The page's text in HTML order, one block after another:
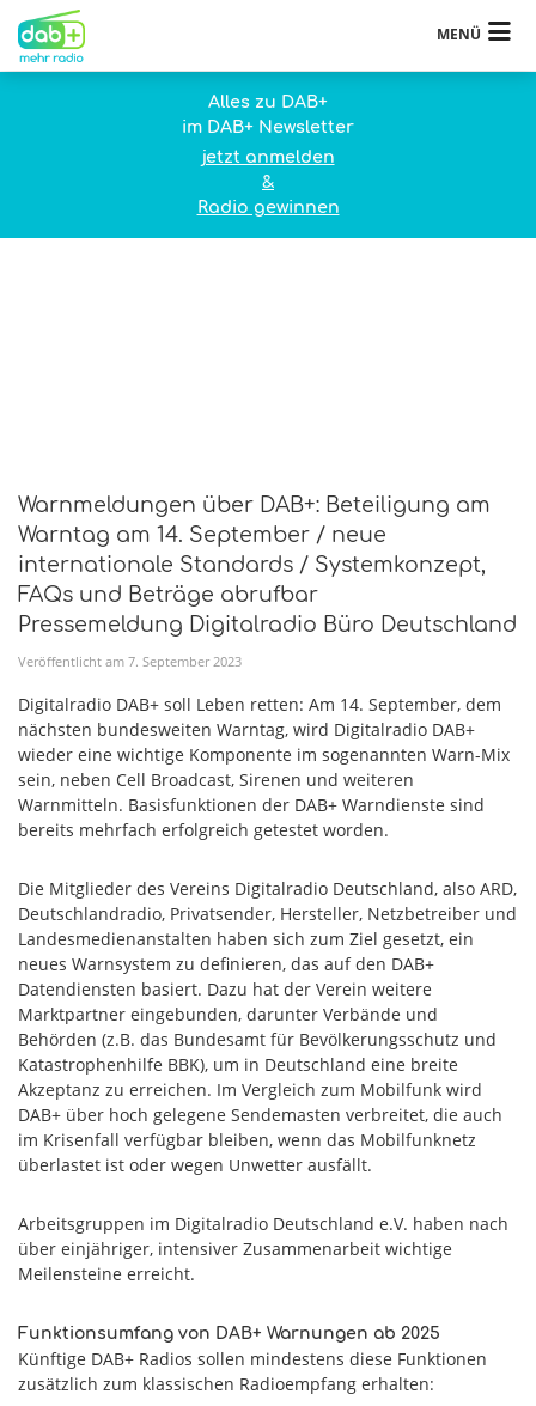
MENÜ
Alles zu DAB+
im DAB+ Newsletter
jetzt anmelden
&
Radio gewinnen
Warnmeldungen über DAB+: Beteiligung am
Warntag am 14. September / neue
internationale Standards / Systemkonzept,
FAQs und Beträge abrufbar
Pressemeldung Digitalradio Büro Deutschland
Veröffentlicht am 7. September 2023
Digitalradio DAB+ soll Leben retten: Am 14. September, dem
nächsten bundesweiten Warntag, wird Digitalradio DAB+
wieder eine wichtige Komponente im sogenannten Warn-Mix
sein, neben Cell Broadcast, Sirenen und weiteren
Warnmitteln. Basisfunktionen der DAB+ Warndienste sind
bereits mehrfach erfolgreich getestet worden.
Die Mitglieder des Vereins Digitalradio Deutschland, also ARD,
Deutschlandradio, Privatsender, Hersteller, Netzbetreiber und
Landesmedienanstalten haben sich zum Ziel gesetzt, ein
neues Warnsystem zu definieren, das auf den DAB+
Datendiensten basiert. Dazu hat der Verein weitere
Marktpartner eingebunden, darunter Verbände und
Behörden (z.B. das Bundesamt für Bevölkerungsschutz und
Katastrophenhilfe BBK), um in Deutschland eine breite
Akzeptanz zu erreichen. Im Vergleich zum Mobilfunk wird
DAB+ über hoch gelegene Sendemasten verbreitet, die auch
im Krisenfall verfügbar bleiben, wenn das Mobilfunknetz
überlastet ist oder wegen Unwetter ausfällt.
Arbeitsgruppen im Digitalradio Deutschland e.V. haben nach
über einjähriger, intensiver Zusammenarbeit wichtige
Meilensteine erreicht.
Funktionsumfang von DAB+ Warnungen ab 2025
Künftige DAB+ Radios sollen mindestens diese Funktionen
zusätzlich zum klassischen Radioempfang erhalten: